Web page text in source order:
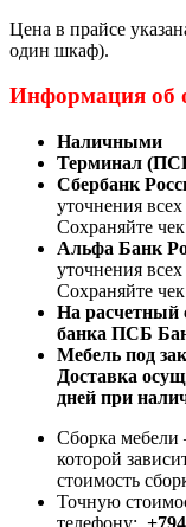
Цена в прайсе
один шкаф).
Информация об
Наличными
Терминал
Сбербанк
уточнения
Сохраняйте
Альфа Банк
уточнения
Сохраняйте
На расчетный
банка ПСБ
Мебель под
Доставка
дней при
Сборка мебели
которой
стоимость
Точную
телефону: